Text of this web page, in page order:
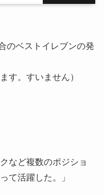
のベストイレブンの発
す。すいません）
など複数のポジショ
って活躍した。」